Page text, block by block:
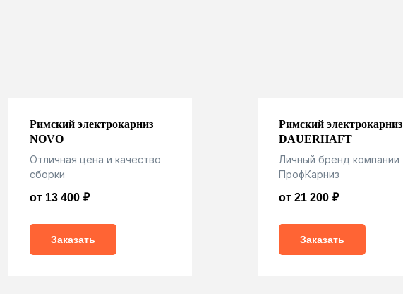
Римский электрокарниз
NOVO
Отличная цена и качество
сборки
от 13 400 ₽
Заказать
Римский электрокарниз
DAUERHAFT
Личный бренд компании
ПрофКарниз
от 21 200 ₽
Заказать